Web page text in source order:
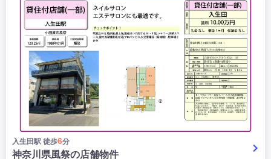
入生田駅 徒歩6分
神奈川県風祭の店舗物件